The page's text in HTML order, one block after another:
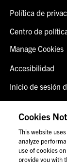
Política de
Centro de
Manage Cookies
Accesibilidad
Inicio de sesión
Contáctenos
Cookies
This website
analyze
use of cookies
provide you with